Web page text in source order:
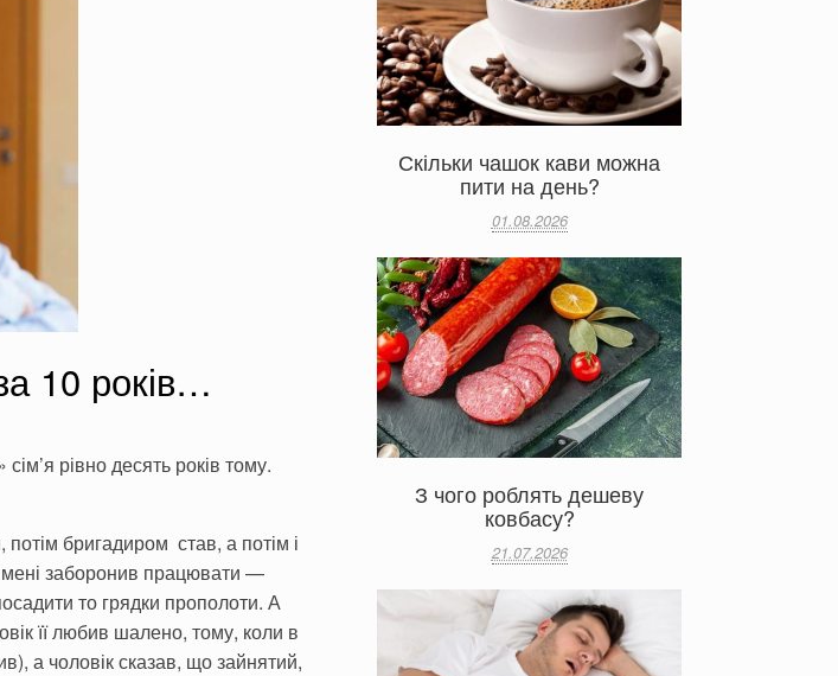
10 років…
рівно десять років тому.
бригадиром став, а потім і
мені заборонив працювати —
то грядки прополоти. А
її любив шалено, тому, коли в
а чоловік сказав, що зайнятий,
Скільки чашок кави можна
пити на день?
01.08.2026
З чого роблять дешеву
ковбасу?
21.07.2026